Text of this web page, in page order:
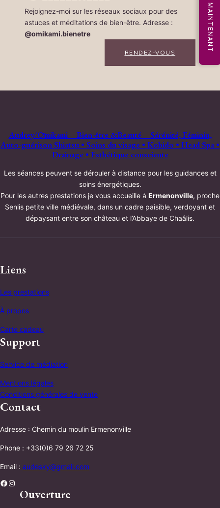
Rejoignez-moi sur les réseaux sociaux pour des
astuces et méditations de bien-être. Adresse :
@omikami.bienetre
RENDEZ-VOUS
Audrey/Ōmikami – Bien-être &Beauté – Sérénité, Féminin,
Auto-guérison Shiatsu • Soins du visage • Kobido • Head Spa •
Drainage • Esthétique consciente
Les séances peuvent se dérouler à distance pour les guidances et
soins énergétiques.
Pour les autres prestations je vous accueille à Ermenonville, proche
Senlis petite ville médiévale, dans un cadre paisible, verdoyant et
dépaysant entre son château et l’Abbaye de Chaâlis.
Liens
Les prestations
À propos
Carte cadeau
Support
Service de médiation
Mentions légales
Conditions générales de vente
Contact
Adresse : Chemin du moulin Ermenonville
Phone : +33(0)6 79 26 72 25
Email : audesky@gmail.com
Facebook Instagram
Ouverture